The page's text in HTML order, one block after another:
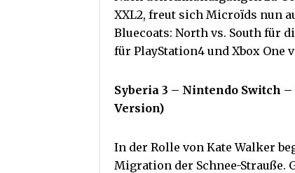
XXL2, freut sich Microïds nun
Bluecoats: North vs. South für
für PlayStation4 und Xbox One
Syberia 3 – Nintendo Switch
Version)
In der Rolle von Kate Walker
Migration der Schnee-Strauße.